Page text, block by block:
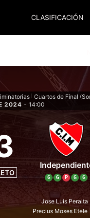
CLASIFICACIÓN
Cuartos de Final
2024 - 14:00
G G P G G
Jose Luis Peralta
Precius Moses Etele